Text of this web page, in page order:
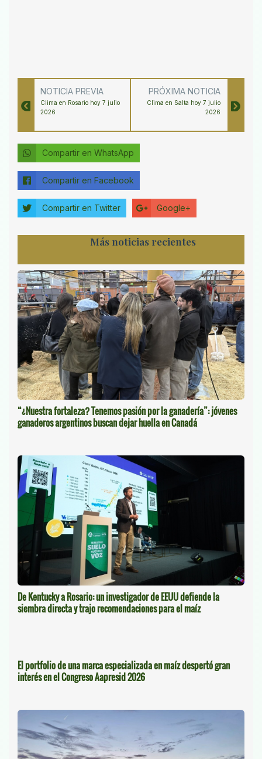
NOTICIA PREVIA
Clima en Rosario hoy 7 julio
2026
PRÓXIMA NOTICIA
Clima en Salta hoy 7 julio
2026
Compartir en WhatsApp
Compartir en Facebook
Compartir en Twitter Google+
Más noticias recientes
“¿Nuestra fortaleza? Tenemos pasión por la ganadería”: jóvenes
ganaderos argentinos buscan dejar huella en Canadá
De Kentucky a Rosario: un investigador de EEUU defiende la
siembra directa y trajo recomendaciones para el maíz
El portfolio de una marca especializada en maíz despertó gran
interés en el Congreso Aapresid 2026